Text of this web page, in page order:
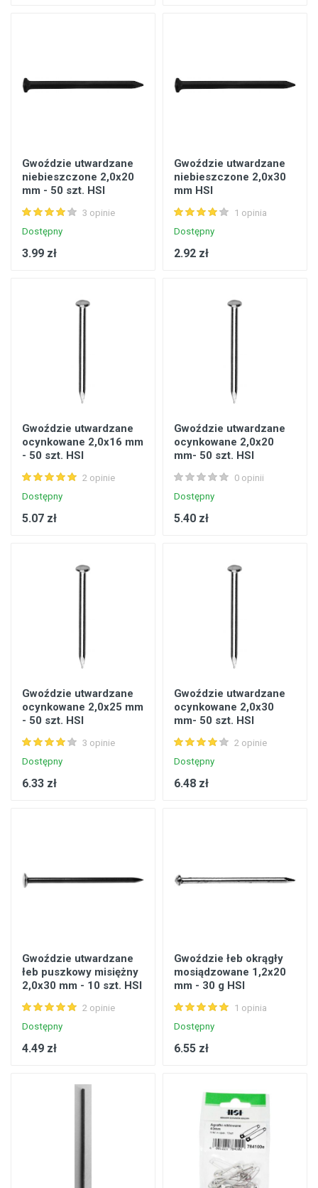
Gwoździe utwardzane
niebieszczone 2,0x20
mm - 50 szt. HSI
3 opinie
Dostępny
3.99 zł
Gwoździe utwardzane
niebieszczone 2,0x30
mm HSI
1 opinia
Dostępny
2.92 zł
Gwoździe utwardzane
ocynkowane 2,0x16 mm
- 50 szt. HSI
2 opinie
Dostępny
5.07 zł
Gwoździe utwardzane
ocynkowane 2,0x20
mm- 50 szt. HSI
0 opinii
Dostępny
5.40 zł
Gwoździe utwardzane
ocynkowane 2,0x25 mm
- 50 szt. HSI
3 opinie
Dostępny
6.33 zł
Gwoździe utwardzane
ocynkowane 2,0x30
mm- 50 szt. HSI
2 opinie
Dostępny
6.48 zł
Gwoździe utwardzane
łeb puszkowy misiężny
2,0x30 mm - 10 szt. HSI
2 opinie
Dostępny
4.49 zł
Gwoździe łeb okrągły
mosiądzowane 1,2x20
mm - 30 g HSI
1 opinia
Dostępny
6.55 zł